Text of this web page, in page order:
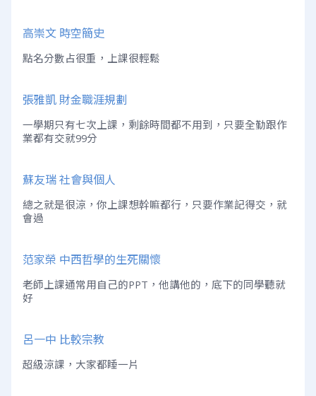
高崇文 時空簡史
點名分數占很重，上課很輕鬆
張雅凱 財金職涯規劃
一學期只有七次上課，剩餘時間都不用到，只要全勤跟作
業都有交就99分
蘇友瑞 社會與個人
總之就是很涼，你上課想幹嘛都行，只要作業記得交，就
會過
范家榮 中西哲學的生死關懷
老師上課通常用自己的PPT，他講他的，底下的同學聽就
好
呂一中 比較宗教
超級涼課，大家都睡一片